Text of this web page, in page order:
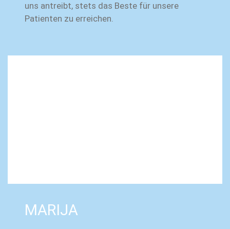
uns antreibt, stets das Beste für unsere
Patienten zu erreichen.
MARIJA